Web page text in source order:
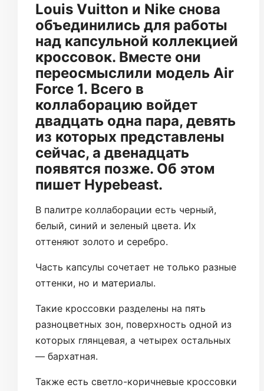
Louis Vuitton и Nike снова
объединились для работы
над капсульной коллекцией
кроссовок. Вместе они
переосмыслили модель Air
Force 1. Всего в
коллаборацию войдет
двадцать одна пара, девять
из которых представлены
сейчас, а двенадцать
появятся позже. Об этом
пишет Hypebeast.
В палитре коллаборации есть черный,
белый, синий и зеленый цвета. Их
оттеняют золото и серебро.
Часть капсулы сочетает не только разные
оттенки, но и материалы.
Такие кроссовки разделены на пять
разноцветных зон, поверхность одной из
которых глянцевая, а четырех остальных
— бархатная.
Также есть светло-коричневые кроссовки